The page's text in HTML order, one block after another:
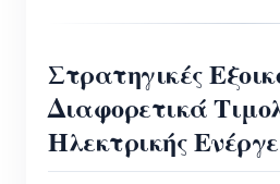
Στρατηγικές
Διαφορετικά
Ηλεκτρικής